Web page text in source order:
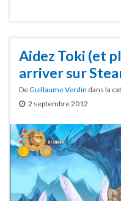
Aidez Toki (et
arriver sur
DeGuillaume Verdin dans la
2 septembre 2012